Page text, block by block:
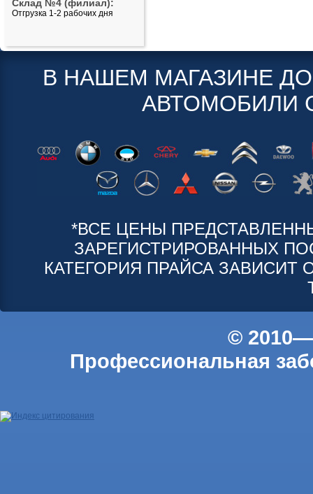
Склад №4 (филиал):
Отгрузка 1-2 рабочих дня
В НАШЕМ МАГАЗИНЕ
АВТОМОБИЛИ
*ВСЕ ЦЕНЫ
ЗАРЕГИСТРИРОВАННЫХ
КАТЕГОРИЯ ПРАЙСА ЗАВИСИТ
©
Профессиональная